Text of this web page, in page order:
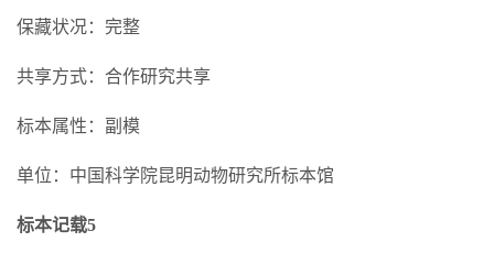
保藏状况：完整
共享方式：合作研究共享
标本属性：副模
单位：中国科学院昆明动物研究所标本馆
标本记载5